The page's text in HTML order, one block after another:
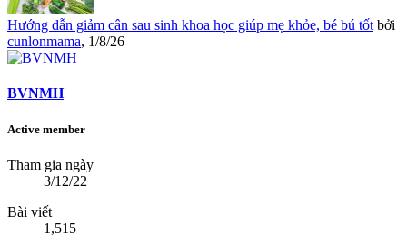
Hướng dẫn giảm cân sau sinh khoa học giúp mẹ khỏe, bé bú tốt bởi
cunlonmama, 1/8/26
BVNMH
Active member
Tham gia ngày
3/12/22
Bài viết
1,515